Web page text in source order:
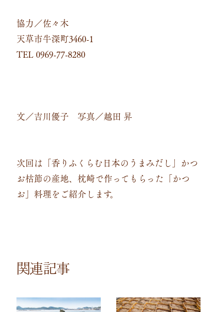
協力／佐々木
天草市牛深町3460-1
TEL 0969-77-8280
文／吉川優子 写真／越田 昇
次回は「香りふくらむ日本のうまみだし」かつ
お枯節の産地、枕崎で作ってもらった「かつ
お」料理をご紹介します。
関連記事